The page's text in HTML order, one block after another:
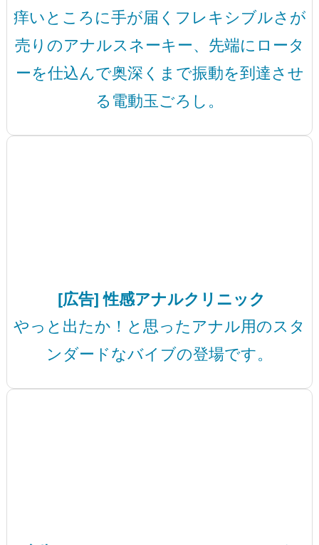
痒いところに手が届くフレキシブルさが
売りのアナルスネーキー、先端にロータ
ーを仕込んで奥深くまで振動を到達させ
る電動玉ごろし。
[広告] 性感アナルクリニック
やっと出たか！と思ったアナル用のスタ
ンダードなバイブの登場です。